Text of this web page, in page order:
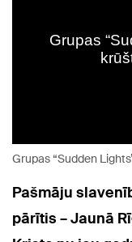
Grupas “Sudden
Pašmāju
pārītis – Jaunā